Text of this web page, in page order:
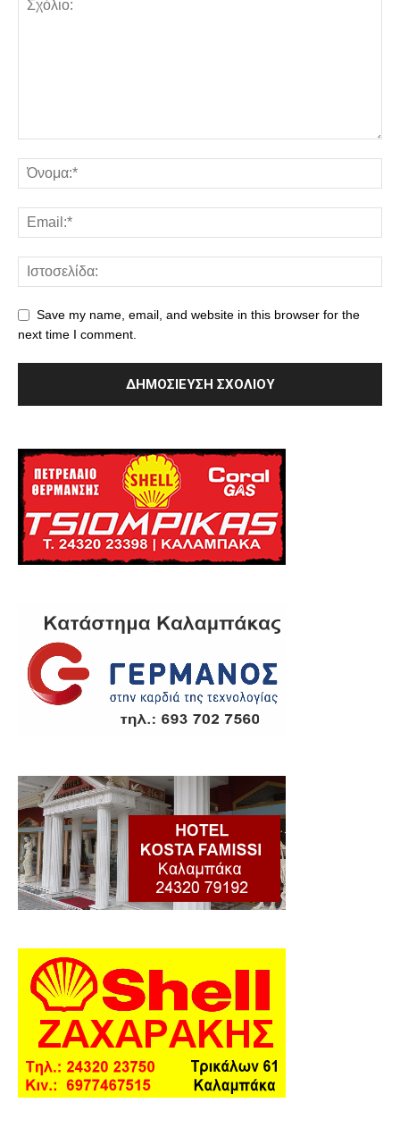
Save my name, email, and website in this browser for the
next time I comment.